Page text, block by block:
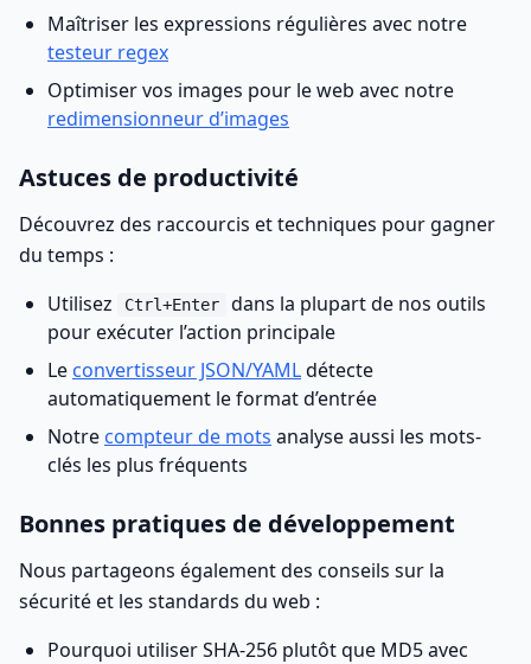
Maîtriser les expressions régulières avec notre
testeur regex
Optimiser vos images pour le web avec notre
redimensionneur d’images
Astuces de productivité
Découvrez des raccourcis et techniques pour gagner
du temps :
Utilisez
Ctrl+Enter
dans la plupart de nos outils
pour exécuter l’action principale
Le convertisseur JSON/YAMLdétecte
automatiquement le format d’entrée
Notre compteur de mots analyse aussi les mots-
clés les plus fréquents
Bonnes pratiques de développement
Nous partageons également des conseils sur la
sécurité et les standards du web :
Pourquoi utiliser SHA-256 plutôt que MD5 avec